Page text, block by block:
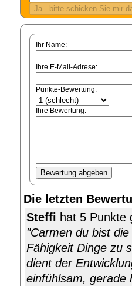
Ihr Name:
Ihre E-Mail-Adrese:
Punkte-Bewertung:
Ihre Bewertung:
Die letzten
Steffi hat 5 Punkte
"Carmen du bist
Fähigkeit Dinge zu
dient der
einfühlsam, gerade